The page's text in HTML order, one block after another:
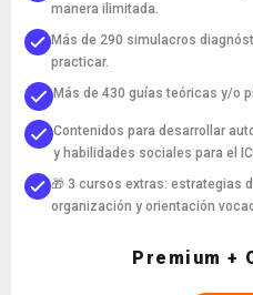
manera ilimitada.
Más de 290 simulacros
practicar.
Más de 430 guías teóricas y/o
Contenidos para desarrollar
y habilidades sociales para el
🎁 3 cursos extras: estrategias
organización y orientación
Premium +